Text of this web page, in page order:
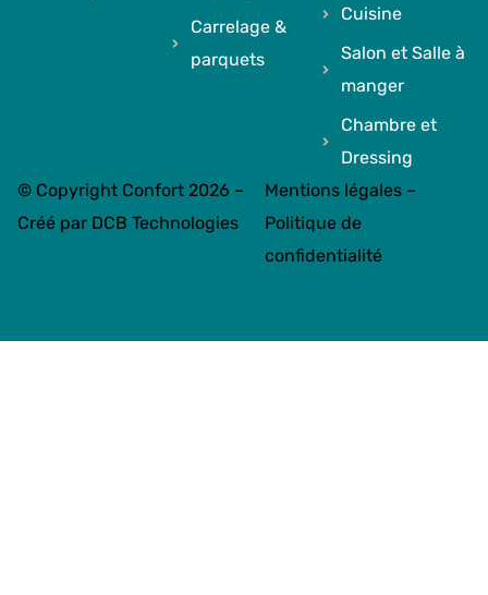
Carrelage &
parquets
Cuisine
Salon et Salle à
manger
Chambre et
Dressing
© Copyright Confort 2026 –
Créé par DCB Technologies
Mentions légales –
Politique de
confidentialité